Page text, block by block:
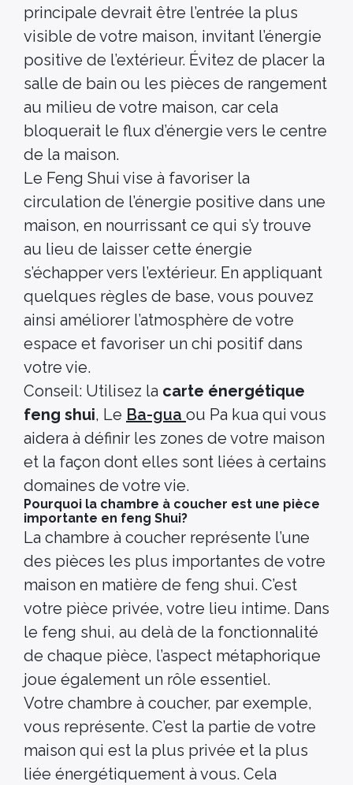
principale devrait être l’entrée la plus
visible de votre maison, invitant l’énergie
positive de l’extérieur. Évitez de placer la
salle de bain ou les pièces de rangement
au milieu de votre maison, car cela
bloquerait le flux d’énergie vers le centre
de la maison.
Le Feng Shui vise à favoriser la
circulation de l’énergie positive dans une
maison, en nourrissant ce qui s’y trouve
au lieu de laisser cette énergie
s’échapper vers l’extérieur. En appliquant
quelques règles de base, vous pouvez
ainsi améliorer l’atmosphère de votre
espace et favoriser un chi positif dans
votre vie.
Conseil: Utilisez la carte énergétique
feng shui, Le Ba-gua ou Pa kua qui vous
aidera à définir les zones de votre maison
et la façon dont elles sont liées à certains
domaines de votre vie.
Pourquoi la chambre à coucher est une pièce
importante en feng Shui?
La chambre à coucher représente l’une
des pièces les plus importantes de votre
maison en matière de feng shui. C’est
votre pièce privée, votre lieu intime. Dans
le feng shui, au delà de la fonctionnalité
de chaque pièce, l’aspect métaphorique
joue également un rôle essentiel.
Votre chambre à coucher, par exemple,
vous représente. C’est la partie de votre
maison qui est la plus privée et la plus
liée énergétiquement à vous. Cela